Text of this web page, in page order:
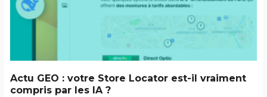
Actu GEO : votre Store Locator est-il vraiment
compris par les IA ?